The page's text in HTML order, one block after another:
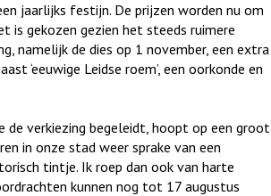
jaarlijks festijn. De prijzen worden nu om
is gekozen gezien het steeds ruimere
namelijk de dies op 1 november, een extra
‘eeuwige Leidse roem’, een oorkonde en
de verkiezing begeleidt, hoopt op een groot
in onze stad weer sprake van een
tintje. Ik roep dan ook van harte
kunnen nog tot 17 augustus